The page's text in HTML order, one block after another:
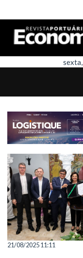
21/08/2025 11:11